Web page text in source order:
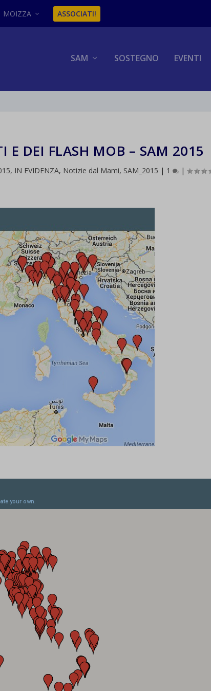
MOIZZA ASSOCIATI!
SAM SOSTEGNO EVENTI
E DEI FLASH MOB – SAM 2015
, IN EVIDENZA, Notizie dal Mami, SAM_2015 | 1 |